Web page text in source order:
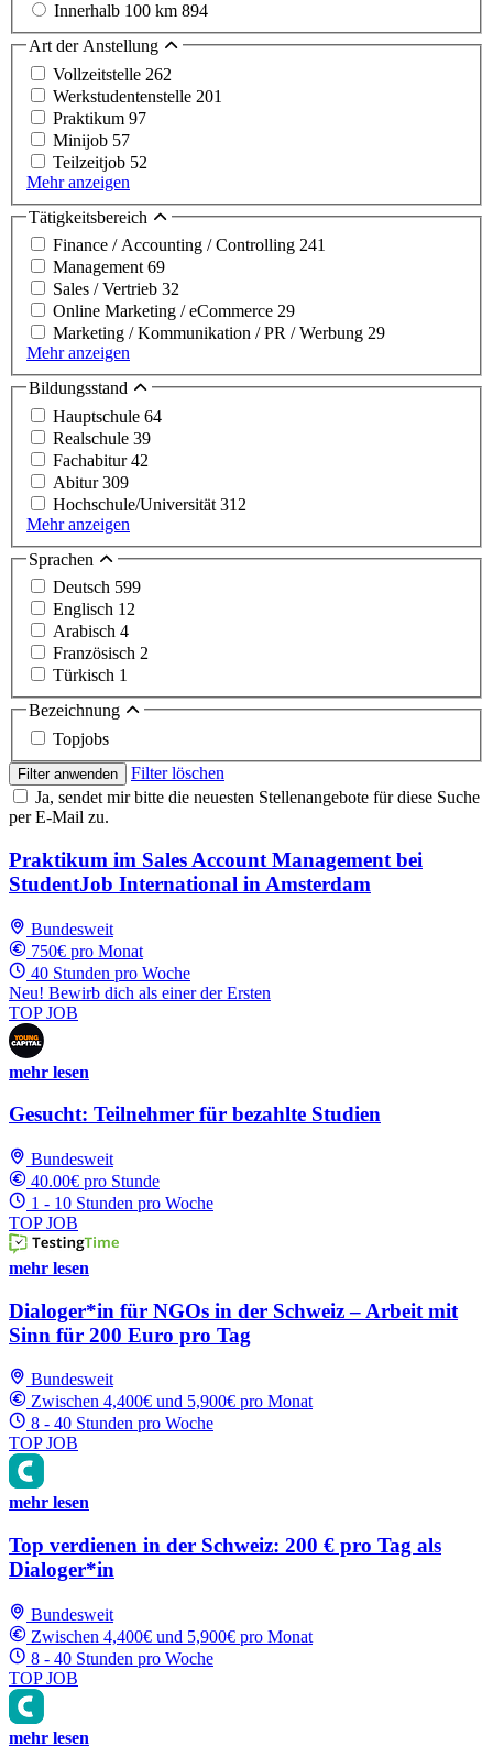
Innerhalb 100 km 894
Art der Anstellung
Vollzeitstelle 262
Werkstudentenstelle 201
Praktikum 97
Minijob 57
Teilzeitjob 52
Mehr anzeigen
Tätigkeitsbereich
Finance / Accounting / Controlling 241
Management 69
Sales / Vertrieb 32
Online Marketing / eCommerce 29
Marketing / Kommunikation / PR / Werbung 29
Mehr anzeigen
Bildungsstand
Hauptschule 64
Realschule 39
Fachabitur42
Abitur309
Hochschule/Universität 312
Mehr anzeigen
Sprachen
Deutsch 599
Englisch 12
Arabisch 4
Französisch 2
Türkisch 1
Bezeichnung
Topjobs
Filter anwenden
Filter löschen
Ja, sendet mir bitte die neuesten Stellenangebote für diese Suche
per E-Mail zu.
Praktikum im Sales Account Management bei
StudentJob International in Amsterdam
Bundesweit
750€ pro Monat
40 Stunden pro Woche
Neu! Bewirb dich als einer der Ersten
TOP JOB
mehr lesen
Gesucht: Teilnehmer für bezahlte Studien
Bundesweit
40.00€ pro Stunde
1 - 10 Stunden pro Woche
TOP JOB
mehr lesen
Dialoger*in für NGOs in der Schweiz – Arbeit mit
Sinn für 200 Euro pro Tag
Bundesweit
Zwischen 4,400€ und 5,900€ pro Monat
8 - 40 Stunden pro Woche
TOP JOB
mehr lesen
Top verdienen in der Schweiz: 200 € pro Tag als
Dialoger*in
Bundesweit
Zwischen 4,400€ und 5,900€ pro Monat
8 - 40 Stunden pro Woche
TOP JOB
mehr lesen